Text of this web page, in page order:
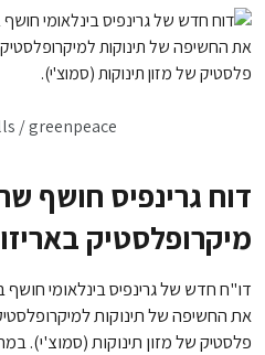
/ greenpeace
דוח גרינפיס חושף
מיקרופלסטיק
דו"ח חדש של גרינפיס בינלאומי
את החשיפה של תינוקות
פלסטיק של מזון תינוקות (סמוצ'י).